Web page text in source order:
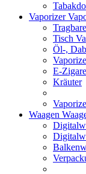
Vaporizer
Tisch
Öl-,
E-
Kräuter
Waagen